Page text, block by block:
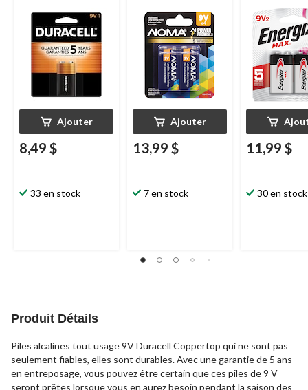
Ajouter
8,49 $
33 en stock
Ajouter
13,99 $
7 en stock
usage, paq. 2
11,99 $
30 en stock
Produit Détails
Piles alcalines tout usage 9V Duracell Coppertop qui ne sont pas
seulement fiables, elles sont durables. Avec une garantie de 5 ans
en entreposage, vous pouvez être certain que ces piles de 9 V
seront prêtes lorsque vous en aurez besoin pendant la saison des